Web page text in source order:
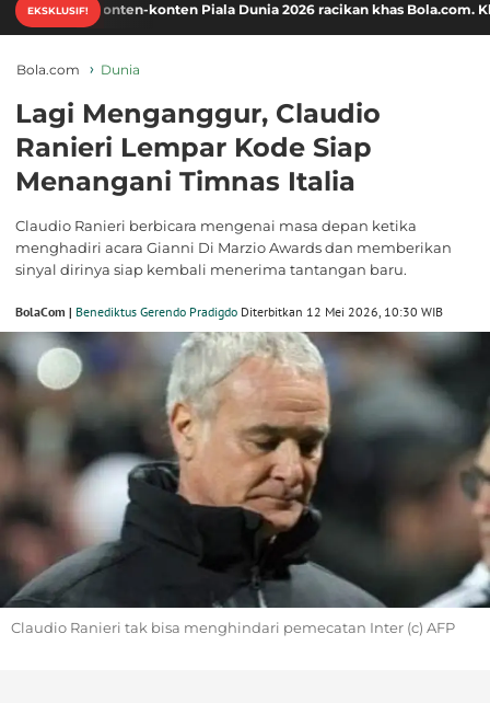
EKSKLUSIF!
konten Piala Dunia 2026 racikan khas Bola.com. Klik di sini!
Bola.com Dunia
Lagi Menganggur, Claudio
Ranieri Lempar Kode Siap
Menangani Timnas Italia
Claudio Ranieri berbicara mengenai masa depan ketika
menghadiri acara Gianni Di Marzio Awards dan memberikan
sinyal dirinya siap kembali menerima tantangan baru.
BolaCom | Benediktus Gerendo Pradigdo Diterbitkan 12 Mei 2026, 10:30 WIB
Claudio Ranieri tak bisa menghindari pemecatan Inter (c) AFP